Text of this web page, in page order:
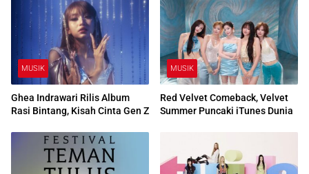
MUSIK
Ghea Indrawari Rilis Album
Rasi Bintang, Kisah Cinta Gen Z
MUSIK
Red Velvet Comeback, Velvet
Summer Puncaki iTunes Dunia